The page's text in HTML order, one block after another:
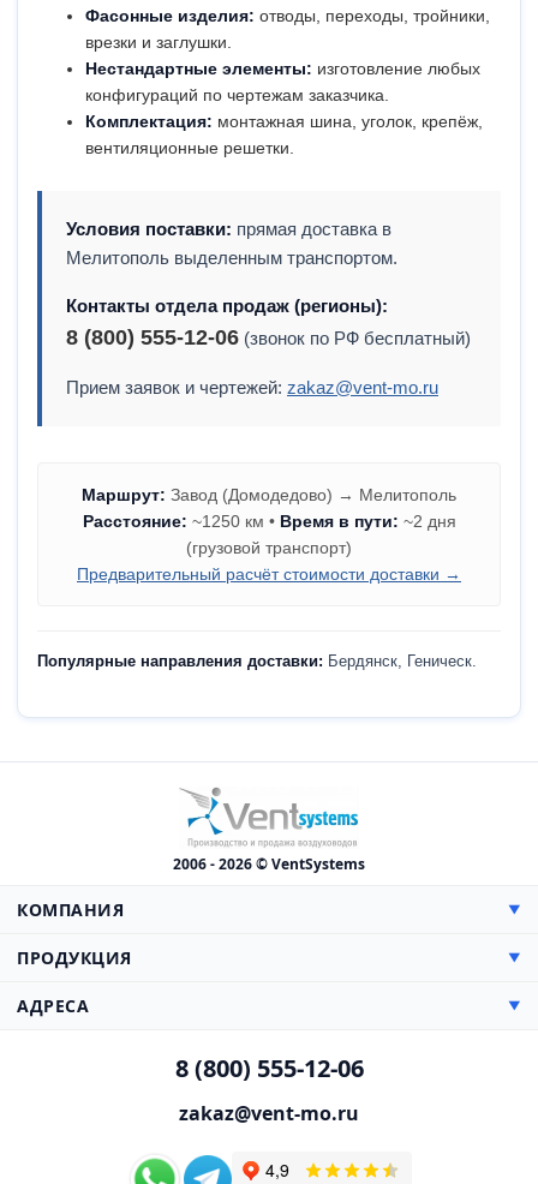
Фасонные изделия: отводы, переходы, тройники,
врезки и заглушки.
Нестандартные элементы: изготовление любых
конфигураций по чертежам заказчика.
Комплектация: монтажная шина, уголок, крепёж,
вентиляционные решетки.
Условия поставки: прямая доставка в
Мелитополь выделенным транспортом.
Контакты отдела продаж (регионы):
8 (800) 555-12-06 (звонок по РФ бесплатный)
Прием заявок и чертежей: zakaz@vent-mo.ru
Маршрут: Завод (Домодедово) → Мелитополь
Расстояние: ~1250 км • Время в пути: ~2 дня
(грузовой транспорт)
Предварительный расчёт стоимости доставки →
Популярные направления доставки: Бердянск, Геническ.
2006 - 2026 © VentSystems
КОМПАНИЯ ▼
О компании
Цены
ПРОДУКЦИЯ ▼
Прямоугольные
АДРЕСА ▼
142000, МО, г. Домодедово,
Отдел маркетинга:
8 (800) 555-12-06
zakaz@vent-mo.ru